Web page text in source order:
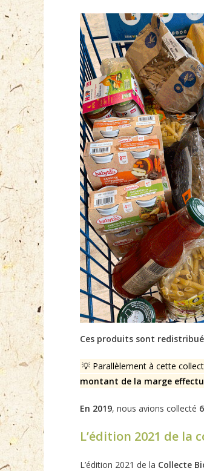
Ces produits sont
💡 Parallèlement à cette
montant de la marge
En 2019, nous avions collecté
L’édition 2021 de la
L’édition 2021 de la Collecte